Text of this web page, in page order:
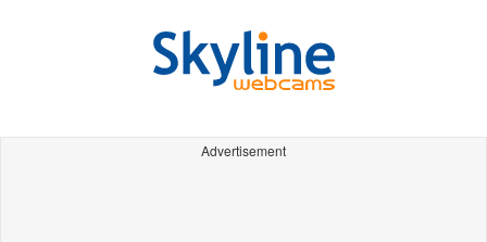
Advertisement